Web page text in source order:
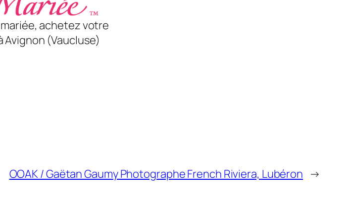
achetez votre
Avignon (Vaucluse)
OOAK / Gaëtan Gaumy Photographe French Riviera, Lubéron →